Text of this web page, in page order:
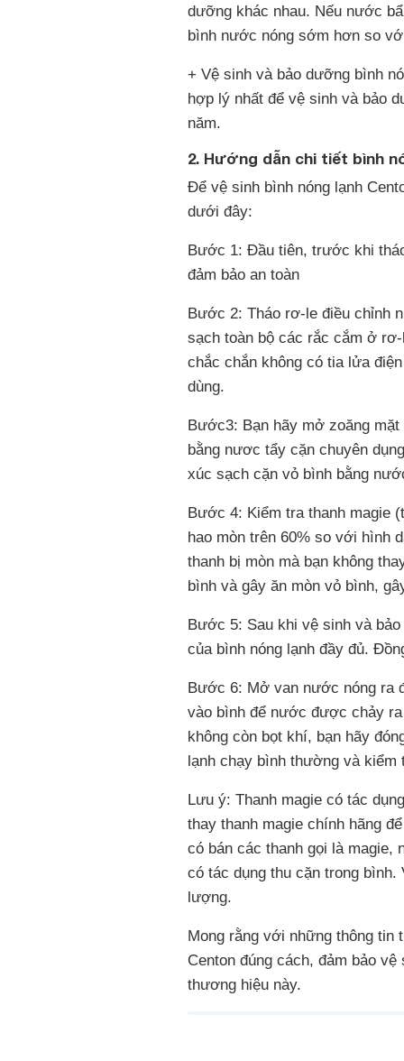
dưỡng khác nhau. Nếu nước
bình nước nóng sớm hơn so
+ Vệ sinh và bảo dưỡng bình
hợp lý nhất để vệ sinh và bảo
năm.
2. Hướng dẫn chi tiết bình
Để vệ sinh bình nóng lạnh
dưới đây:
Bước 1: Đầu tiên, trước khi
đảm bảo an toàn
Bước 2: Tháo rơ-le điều chỉnh
sạch toàn bộ các rắc cắm ở
chắc chắn không có tia lửa
dùng.
Bước3: Bạn hãy mở zoăng
bằng nươc tẩy cặn chuyên
xúc sạch cặn vỏ bình bằng
Bước 4: Kiểm tra thanh magie
hao mòn trên 60% so với hình
thanh bị mòn mà bạn không
bình và gây ăn mòn vỏ bình,
Bước 5: Sau khi vệ sinh và
của bình nóng lạnh đầy đủ.
Bước 6: Mở van nước nóng ra
vào bình để nước được chảy
không còn bọt khí, bạn hãy
lạnh chạy bình thường và
Lưu ý: Thanh magie có tác
thay thanh magie chính hãng
có bán các thanh gọi là magie,
có tác dụng thu cặn trong
lượng.
Mong rằng với những thông tin
Centon đúng cách, đảm bảo
thương hiệu này.